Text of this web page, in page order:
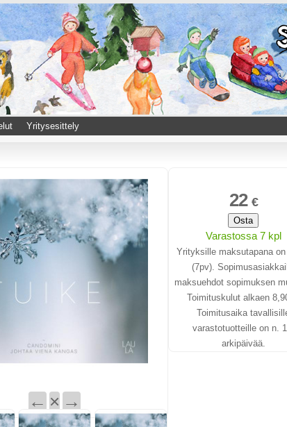
Yritysesittely
← × →
22 €
Osta
Varastossa 7 kpl
Yrityksille maksutapana
(7pv).
maksuehdot sopimuksen
Toimituskulut alkaen
Toimitusaika
varastotuotteille on n.
arkipäivää.